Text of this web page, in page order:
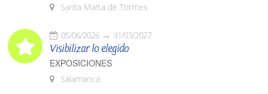
Santa Marta de Tormes
05/06/2026 31/03/2027
Visibilizar lo elegido
EXPOSICIONES
Salamanca